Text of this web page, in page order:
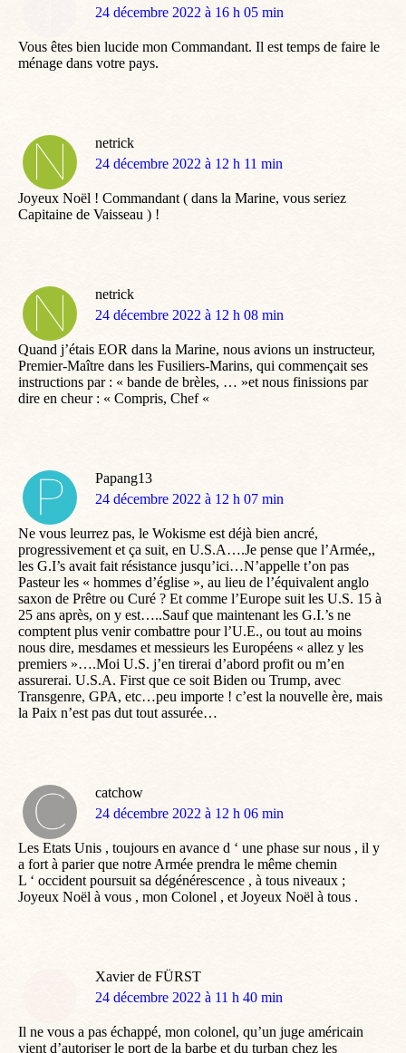
dit
24 décembre 2022 à 16 h 05 min
Vous êtes bien lucide mon Commandant. Il est temps de faire le
ménage dans votre pays.
netrick
dit
24 décembre 2022 à 12 h 11 min
Joyeux Noël ! Commandant ( dans la Marine, vous seriez
Capitaine de Vaisseau ) !
netrick
dit
24 décembre 2022 à 12 h 08 min
Quand j’étais EOR dans la Marine, nous avions un instructeur,
Premier-Maître dans les Fusiliers-Marins, qui commençait ses
instructions par : « bande de brèles, … »et nous finissions par
dire en cheur : « Compris, Chef «
Papang13
dit
24 décembre 2022 à 12 h 07 min
Ne vous leurrez pas, le Wokisme est déjà bien ancré,
progressivement et ça suit, en U.S.A….Je pense que l’Armée,,
les G.I’s avait fait résistance jusqu’ici…N’appelle t’on pas
Pasteur les « hommes d’église », au lieu de l’équivalent anglo
saxon de Prêtre ou Curé ? Et comme l’Europe suit les U.S. 15 à
25 ans après, on y est…..Sauf que maintenant les G.I.’s ne
comptent plus venir combattre pour l’U.E., ou tout au moins
nous dire, mesdames et messieurs les Européens « allez y les
premiers »….Moi U.S. j’en tirerai d’abord profit ou m’en
assurerai. U.S.A. First que ce soit Biden ou Trump, avec
Transgenre, GPA, etc…peu importe ! c’est la nouvelle ère, mais
la Paix n’est pas dut tout assurée…
catchow
dit
24 décembre 2022 à 12 h 06 min
Les Etats Unis , toujours en avance d ‘ une phase sur nous , il y
a fort à parier que notre Armée prendra le même chemin
L ‘ occident poursuit sa dégénérescence , à tous niveaux ;
Joyeux Noël à vous , mon Colonel , et Joyeux Noël à tous .
Xavier de FÜRST
dit
24 décembre 2022 à 11 h 40 min
Il ne vous a pas échappé, mon colonel, qu’un juge américain
vient d’autoriser le port de la barbe et du turban chez les